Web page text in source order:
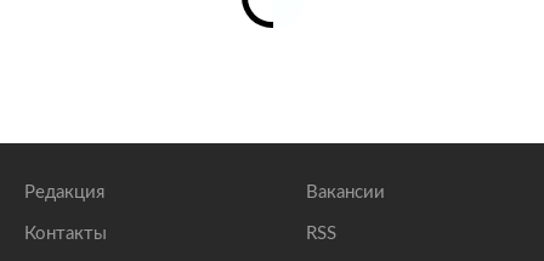
Редакция
Контакты
Вакансии
RSS